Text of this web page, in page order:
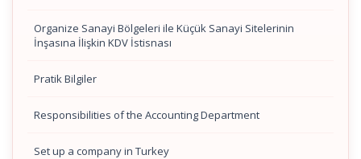
Organize Sanayi Bölgeleri ile Küçük Sanayi Sitelerinin
İnşasına İlişkin KDV İstisnası
Pratik Bilgiler
Responsibilities of the Accounting Department
Set up a company in Turkey